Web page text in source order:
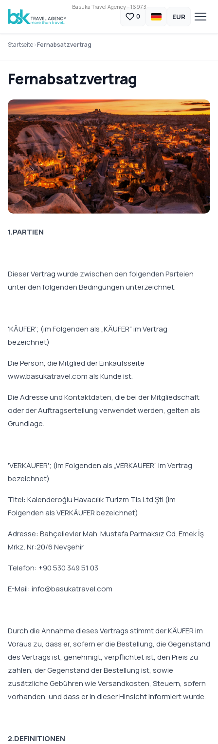
Basuka Travel Agency - 16973
0 EUR
Startseite Fernabsatzvertrag
Fernabsatzvertrag
1.PARTIEN
Dieser Vertrag wurde zwischen den folgenden Parteien
unter den folgenden Bedingungen unterzeichnet.
'KÄUFER'; (im Folgenden als „KÄUFER“ im Vertrag
bezeichnet)
Die Person, die Mitglied der Einkaufsseite
www.basukatravel.com als Kunde ist.
Die Adresse und Kontaktdaten, die bei der Mitgliedschaft
oder der Auftragserteilung verwendet werden, gelten als
Grundlage.
'VERKÄUFER'; (im Folgenden als „VERKÄUFER“ im Vertrag
bezeichnet)
Titel: Kalenderoğlu Havacılık Turizm Tis.Ltd.Şti (im
Folgenden als VERKÄUFER bezeichnet)
Adresse: Bahçelievler Mah. Mustafa Parmaksız Cd. Emek İş
Mrkz. Nr:20/6 Nevşehir
Telefon: +90 530 349 51 03
E-Mail: info@basukatravel.com
Durch die Annahme dieses Vertrags stimmt der KÄUFER im
Voraus zu, dass er, sofern er die Bestellung, die Gegenstand
des Vertrags ist, genehmigt, verpflichtet ist, den Preis zu
zahlen, der Gegenstand der Bestellung ist, sowie
zusätzliche Gebühren wie Versandkosten, Steuern, sofern
vorhanden, und dass er in dieser Hinsicht informiert wurde.
2.DEFINITIONEN